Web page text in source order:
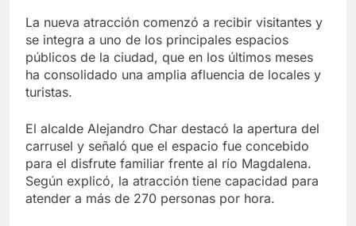
La nueva atracción comenzó a recibir visitantes y
se integra a uno de los principales espacios
públicos de la ciudad, que en los últimos meses
ha consolidado una amplia afluencia de locales y
turistas.
El alcalde Alejandro Char destacó la apertura del
carrusel y señaló que el espacio fue concebido
para el disfrute familiar frente al río Magdalena.
Según explicó, la atracción tiene capacidad para
atender a más de 270 personas por hora.